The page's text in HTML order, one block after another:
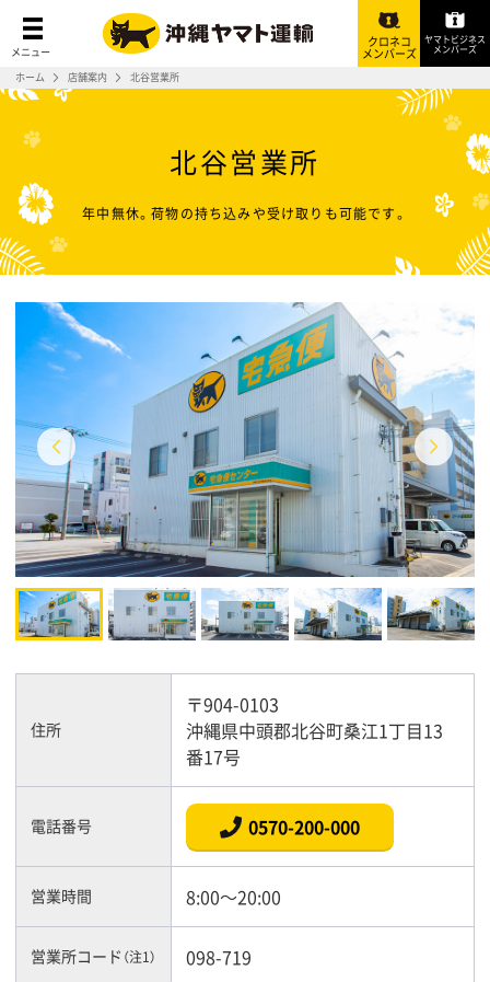
メニュー
クロネコ
メンバーズ
ヤマトビジネス
メンバーズ
ホーム 店舗案内 北谷営業所
北谷営業所
年中無休。荷物の持ち込みや受け取りも可能です。
住所
〒904-0103
沖縄県中頭郡北谷町桑江1丁目13
番17号
電話番号 0570-200-000
営業時間 8:00～20:00
営業所コード （注1） 098-719